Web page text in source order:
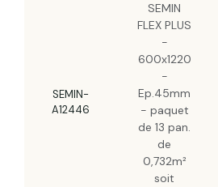
SEMIN-
A12446
SEMIN
FLEX PLUS
-
600x1220
-
Ep.45mm
- paquet
de 13 pan.
de
0,732m²
soit